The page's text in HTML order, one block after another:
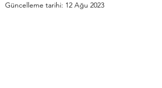
Güncelleme tarihi: 12 Ağu 2023